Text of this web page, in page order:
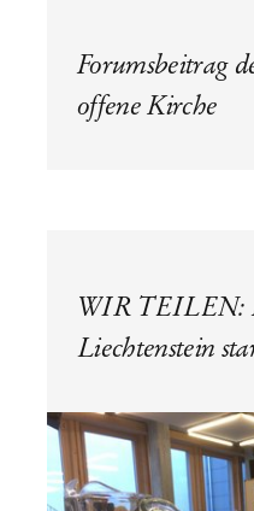
Forumsbeitrag
offene Kirche
WIR TEILEN:
Liechtenstein